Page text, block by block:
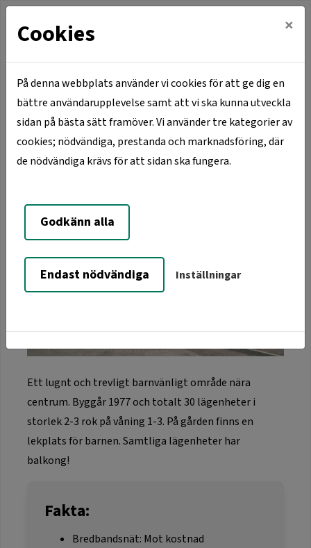
Hem Våra orter
Vaggeryd
Heimdal 1, Torggatan 7-9
Ett lugnt och trevligt barnvänligt område nära
centrum. Byggår 1977 och totalt 30 lägenheter i
storlek 2-3 rok på våning 1-3. På gården finns en
lekplats för barnen. Samtliga lägenheter har
balkong!
Fakta:
Bredbandsnät: Mot kostnad
Cookies ×
På denna webbplats använder vi cookies för att ge dig en
bättre användarupplevelse samt att vi ska kunna utveckla
sidan på bästa sätt framöver. Vi använder tre kategorier av
cookies; nödvändiga, prestanda och marknadsföring, där
de nödvändiga krävs för att sidan ska fungera.
Godkänn alla
Endast nödvändiga Inställningar